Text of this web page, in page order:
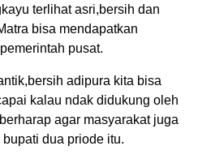
terlihat asri,bersih dan
bisa mendapatkan
pusat.
adipura kita bisa
kalau ndak didukung oleh
agar masyarakat juga
dua priode itu.